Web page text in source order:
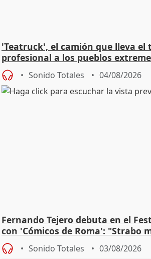
'Teatruck', el camión que lleva el
profesional a los pueblos
Sonido Totales 04/08/2026
Fernando Tejero debuta en el
con 'Cómicos de Roma': "Strabo
Sonido Totales 03/08/2026